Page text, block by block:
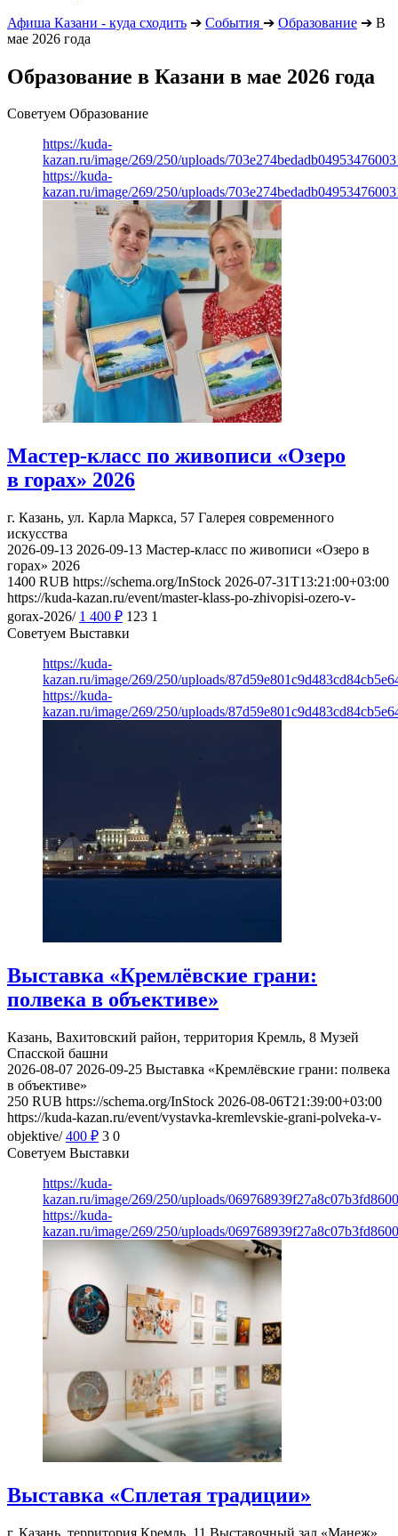
Афиша Казани - куда сходить ➔ События ➔ Образование ➔ В
мае 2026 года
Образование в Казани в мае 2026 года
Советуем Образование
https://kuda-
kazan.ru/image/269/250/uploads/
https://kuda-
kazan.ru/image/269/250/uploads/
Мастер-класс по живописи «Озеро
в горах» 2026
г. Казань, ул. Карла Маркса, 57 Галерея современного
искусства
2026-09-13 2026-09-13 Мастер-класс по живописи «Озеро в
горах» 2026
1400 RUB https://schema.org/InStock 2026-07-31T13:21:00+03:00
https://kuda-kazan.ru/event/master-klass-po-zhivopisi-ozero-v-
gorax-2026/ 1 400 ₽ 123 1
Советуем Выставки
https://kuda-
kazan.ru/image/269/250/uploads/
https://kuda-
kazan.ru/image/269/250/uploads/
Выставка «Кремлёвские грани:
полвека в объективе»
Казань, Вахитовский район, территория Кремль, 8 Музей
Спасской башни
2026-08-07 2026-09-25 Выставка «Кремлёвские грани: полвека
в объективе»
250 RUB https://schema.org/InStock 2026-08-06T21:39:00+03:00
https://kuda-kazan.ru/event/vystavka-kremlevskie-grani-polveka-v-
objektive/ 400 ₽ 3 0
Советуем Выставки
https://kuda-
kazan.ru/image/269/250/uploads/
https://kuda-
kazan.ru/image/269/250/uploads/
Выставка «Сплетая традиции»
г. Казань, территория Кремль, 11 Выставочный зал «Манеж»